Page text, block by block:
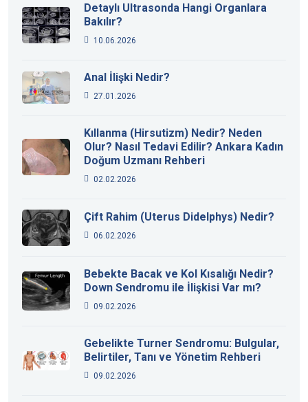
Detaylı Ultrasonda Hangi Organlara
Bakılır?
10.06.2026
Anal İlişki Nedir?
27.01.2026
Kıllanma (Hirsutizm) Nedir? Neden
Olur? Nasıl Tedavi Edilir? Ankara Kadın
Doğum Uzmanı Rehberi
02.02.2026
Çift Rahim (Uterus Didelphys) Nedir?
06.02.2026
Bebekte Bacak ve Kol Kısalığı Nedir?
Down Sendromu ile İlişkisi Var mı?
09.02.2026
Gebelikte Turner Sendromu: Bulgular,
Belirtiler, Tanı ve Yönetim Rehberi
09.02.2026